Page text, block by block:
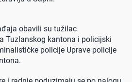
obavili su tužilac
Tuzlanskog kantona i policijski
policije Uprave policije